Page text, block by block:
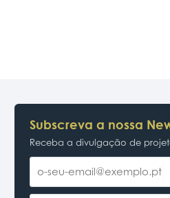
Subscreva a nossa
Receba a divulgação de